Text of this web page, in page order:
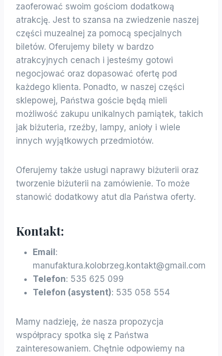
zaoferować swoim gościom dodatkową
atrakcję. Jest to szansa na zwiedzenie naszej
części muzealnej za pomocą specjalnych
biletów. Oferujemy bilety w bardzo
atrakcyjnych cenach i jesteśmy gotowi
negocjować oraz dopasować ofertę pod
każdego klienta. Ponadto, w naszej części
sklepowej, Państwa goście będą mieli
możliwość zakupu unikalnych pamiątek, takich
jak biżuteria, rzeźby, lampy, anioły i wiele
innych wyjątkowych przedmiotów.
Oferujemy także usługi naprawy biżuterii oraz
tworzenie biżuterii na zamówienie. To może
stanowić dodatkowy atut dla Państwa oferty.
Kontakt:
Email:
manufaktura.kolobrzeg.kontakt@gmail.com
Telefon: 535 625 099
Telefon (asystent): 535 058 554
Mamy nadzieję, że nasza propozycja
współpracy spotka się z Państwa
zainteresowaniem. Chętnie odpowiemy na